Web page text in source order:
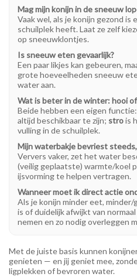
Mag mijn konijn in de sneeuw
Vaak wel, als je konijn gezond is
schuilplek heeft. Laat ze zelf
op sneeuwklontjes.
Is sneeuw eten gevaarlijk?
Een paar likjes kan gebeuren,
grote hoeveelheden sneeuw
water aan.
Wat is beter in de winter: hooi
Beide hebben een eigen functie:
altijd beschikbaar te zijn; strois
vulling in de schuilplek.
Mijn waterbakje bevriest
Ververs vaker, zet het water
(veilig geplaatste) warmte/koel
ijsvorming te helpen vertragen.
Wanneer moet ik direct actie
Als je konijn minder eet,
is of duidelijk afwijkt van
nemen en zo nodig overleggen
Met de juiste basis kunnen
genieten — en jij geniet mee,
ligplekken of bevroren water.